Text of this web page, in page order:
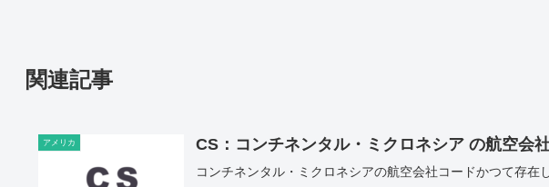
関連記事
アメリカ CS：コンチネンタル・ミクロネシア の航空会
コンチネンタル・ミクロネシアの航空会社コードかつて存在